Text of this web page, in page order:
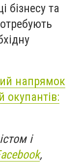
бізнесу та
напрямок
окупантів:
і
,